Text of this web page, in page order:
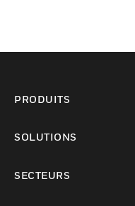
PRODUITS
SOLUTIONS
SECTEURS